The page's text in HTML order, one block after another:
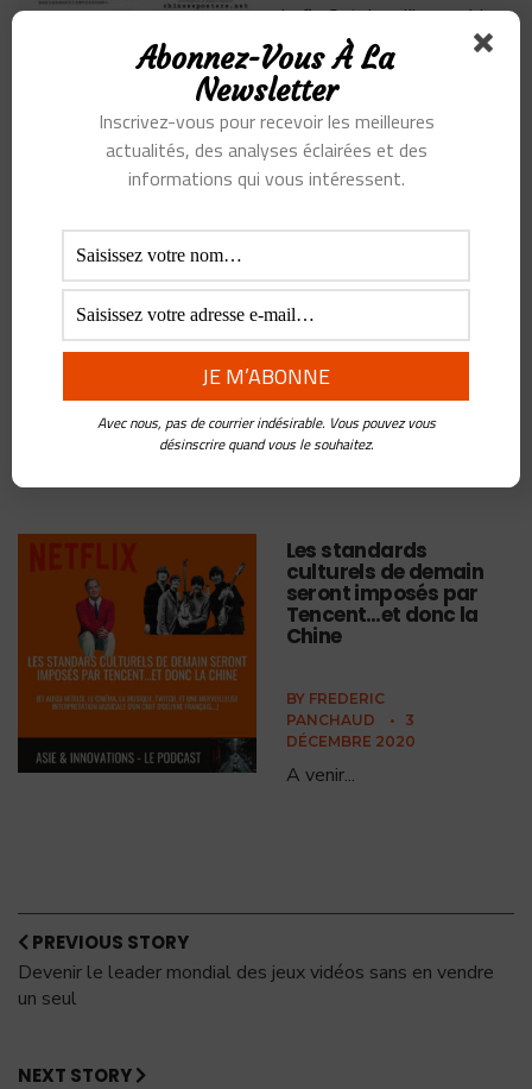
la fin Octobre, l’incroyable
société ByteDance
Comment TikTok
façonne les
BYFREDERIC
PANCHAUD
2021
ByteDance est une société
peu connue, au mieux sait
on que c’est la société propriétaire du réseau social
phénomène TikTok Et pourtant, elle concurrence très
Les standards
culturels de demain
seront imposés par
Tencent…et donc la
Chine
BY FREDERIC
PANCHAUD
•
3
DÉCEMBRE 2020
A venir...
PREVIOUS STORY
Devenir le leader mondial des jeux vidéos sans en vendre
un seul
NEXT STORY
Abonnez-Vous À La
Newsletter
Inscrivez-vous pour recevoir les meilleures
actualités, des analyses éclairées et des
informations qui vous intéressent.
Avec nous, pas de courrier indésirable. Vous pouvez vous
désinscrire quand vous le souhaitez.